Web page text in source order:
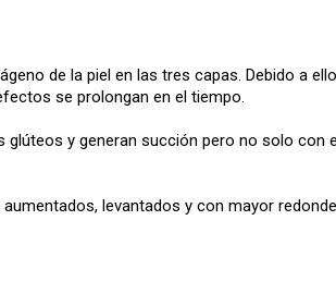
de la piel en las tres capas. Debido a
se prolongan en el tiempo.
y generan succión pero no solo con
levantados y con mayor